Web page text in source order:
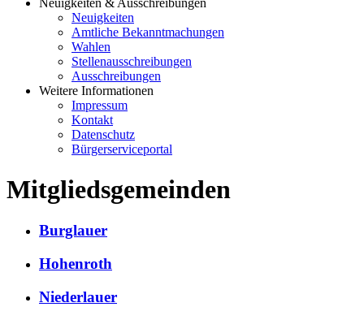
Neuigkeiten & Ausschreibungen
Neuigkeiten
Amtliche Bekanntmachungen
Wahlen
Stellenausschreibungen
Ausschreibungen
Weitere Informationen
Impressum
Kontakt
Datenschutz
Bürgerserviceportal
Mitgliedsgemeinden
Burglauer
Hohenroth
Niederlauer